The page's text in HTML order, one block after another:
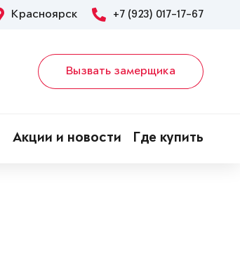
Красноярск +7 (923) 017-17-67
Вызвать замерщика
Акции и новости Где купить